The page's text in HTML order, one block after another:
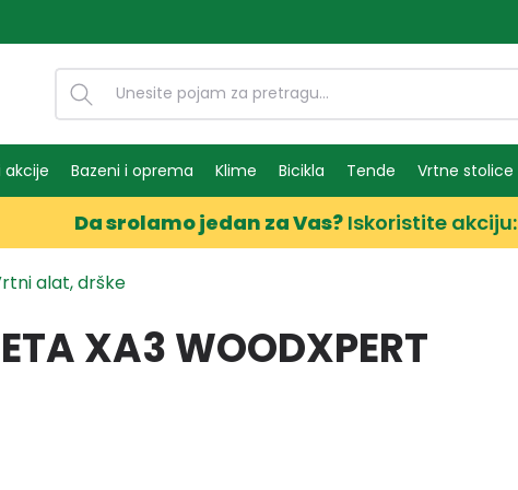
navigaciju
akcije Bazeni i oprema Klime Bicikla Tende Vrtne stolice
Da srolamo jedan za Vas? Iskoristite akciju:
alat, drške
XA3 WOODXPERT